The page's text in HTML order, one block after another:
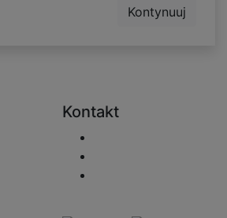
Kontynuuj
Kontakt